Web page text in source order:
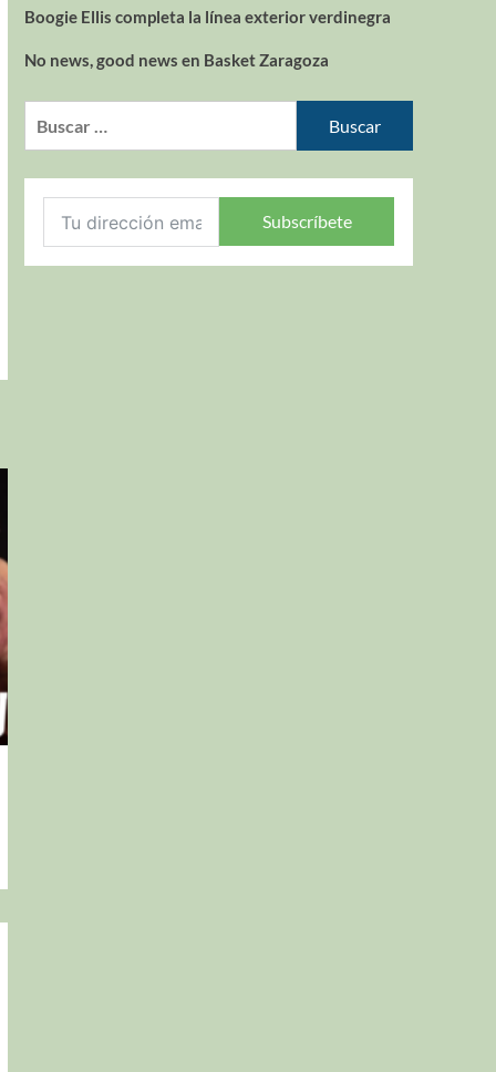
Boogie Ellis completa la línea exterior verdinegra
No news, good news en Basket Zaragoza
Subscríbete